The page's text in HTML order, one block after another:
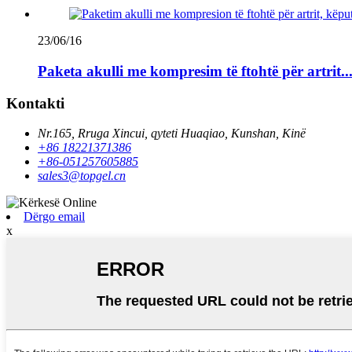
23/06/16
Paketa akulli me kompresim të ftohtë për artrit...
Kontakti
Nr.165, Rruga Xincui, qyteti Huaqiao, Kunshan, Kinë
+86 18221371386
+86-051257605885
sales3@topgel.cn
Dërgo email
x